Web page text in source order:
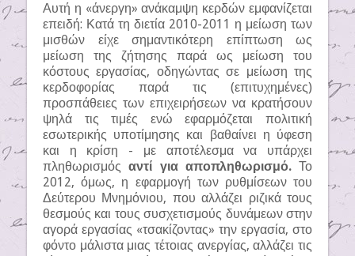
Αυτή η «άνεργη» ανάκαμψη κερδών εμφανίζεται
επειδή: Κατά τη διετία 2010-2011 η μείωση των
μισθών είχε σημαντικότερη επίπτωση ως
μείωση της ζήτησης παρά ως μείωση του
κόστους εργασίας, οδηγώντας σε μείωση της
κερδοφορίας παρά τις (επιτυχημένες)
προσπάθειες των επιχειρήσεων να κρατήσουν
ψηλά τις τιμές ενώ εφαρμόζεται πολιτική
εσωτερικής υποτίμησης και βαθαίνει η ύφεση
και η κρίση - με αποτέλεσμα να υπάρχει
πληθωρισμός αντί για αποπληθωρισμό.Το
2012, όμως, η εφαρμογή των ρυθμίσεων του
Δεύτερου Μνημόνιου, που αλλάζει ριζικά τους
θεσμούς και τους συσχετισμούς δυνάμεων στην
αγορά εργασίας «τσακίζοντας» την εργασία, στο
φόντο μάλιστα μιας τέτοιας ανεργίας, αλλάζει τις